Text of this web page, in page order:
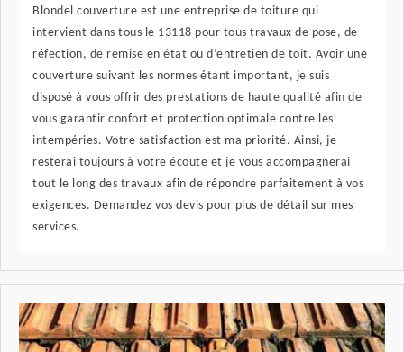
Blondel couverture est une entreprise de toiture qui
intervient dans tous le 13118 pour tous travaux de pose, de
réfection, de remise en état ou d’entretien de toit. Avoir une
couverture suivant les normes étant important, je suis
disposé à vous offrir des prestations de haute qualité afin de
vous garantir confort et protection optimale contre les
intempéries. Votre satisfaction est ma priorité. Ainsi, je
resterai toujours à votre écoute et je vous accompagnerai
tout le long des travaux afin de répondre parfaitement à vos
exigences. Demandez vos devis pour plus de détail sur mes
services.